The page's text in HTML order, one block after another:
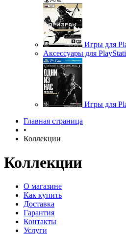
Игры для
Аксессуары для
Игры для
Главная страница
•
Коллекции
Коллекции
О магазине
Как купить
Доставка
Гарантия
Контакты
Услуги